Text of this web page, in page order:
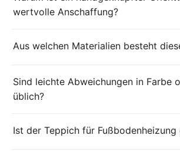
wertvolle Anschaffung?
Aus welchen Materialien besteht
Sind leichte Abweichungen in Farbe
üblich?
Ist der Teppich für Fußbodenheizung